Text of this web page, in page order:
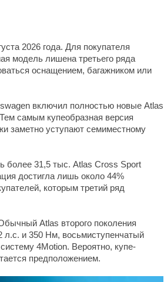
2026 года. Для покупателя
модель лишена третьего ряда
оснащением, багажником или
включил полностью новые Atlas
самым купеобразная версия
заметно уступают семиместному
более 31,5 тыс. Atlas Cross Sport
достигла лишь около 44%
которым третий ряд
Atlas второго поколения
и 350 Нм, восьмиступенчатый
4Motion. Вероятно, купе-
предположением.